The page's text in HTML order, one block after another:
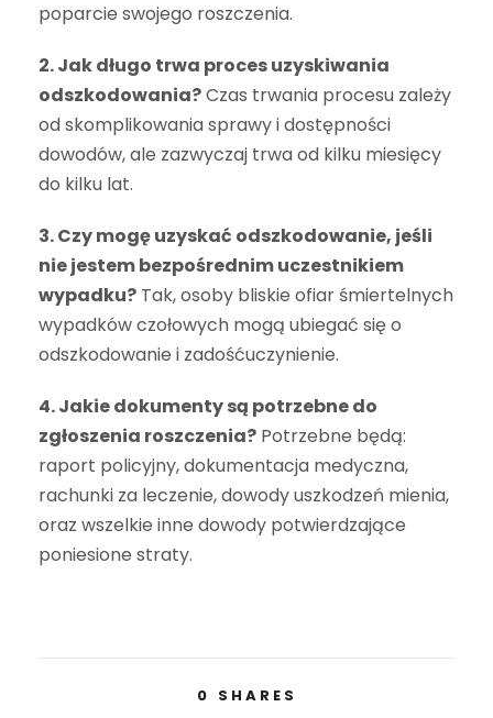
poparcie swojego roszczenia.
2. Jak długo trwa proces uzyskiwania
odszkodowania?Czas trwania procesu zależy
od skomplikowania sprawy i dostępności
dowodów, ale zazwyczaj trwa od kilku miesięcy
do kilku lat.
3. Czy mogę uzyskać odszkodowanie, jeśli
nie jestem bezpośrednim uczestnikiem
wypadku? Tak, osoby bliskie ofiar śmiertelnych
wypadków czołowych mogą ubiegać się o
odszkodowanie i zadośćuczynienie.
4. Jakie dokumenty są potrzebne do
zgłoszenia roszczenia? Potrzebne będą:
raport policyjny, dokumentacja medyczna,
rachunki za leczenie, dowody uszkodzeń mienia,
oraz wszelkie inne dowody potwierdzające
poniesione straty.
0 SHARES